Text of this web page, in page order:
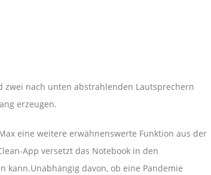
nach unten abstrahlenden Lautsprechern
erzeugen.
eine weitere erwähnenswerte Funktion aus der
App versetzt das Notebook in den
kann.Unabhängig davon, ob eine Pandemie